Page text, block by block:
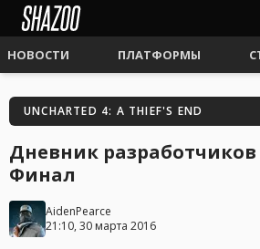
НОВОСТИ ПЛАТФОРМЫ
UNCHARTED 4: A THIEF'S END
Дневник
Финал
AidenPearce
21:10, 30 марта 2016